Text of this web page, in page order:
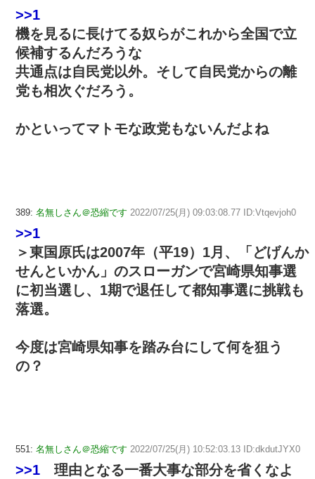
>>1
機を見るに長けてる奴らがこれから全国で立
候補するんだろうな
共通点は自民党以外。そして自民党からの離
党も相次ぐだろう。
かといってマトモな政党もないんだよね
389: 名無しさん＠恐縮です 2022/07/25(月) 09:03:08.77 ID:Vtqevjoh0
>>1
＞東国原氏は2007年（平19）1月、「どげんか
せんといかん」のスローガンで宮崎県知事選
に初当選し、1期で退任して都知事選に挑戦も
落選。
今度は宮崎県知事を踏み台にして何を狙う
の？
551: 名無しさん＠恐縮です 2022/07/25(月) 10:52:03.13 ID:dkdutJYX0
>>1 理由となる一番大事な部分を省くなよ